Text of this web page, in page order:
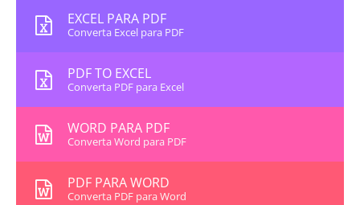
EXCEL PARA PDF
Converta Excel para PDF
PDF TO EXCEL
Converta PDF para Excel
WORD PARA PDF
Converta Word para PDF
PDF PARA WORD
Converta PDF para Word